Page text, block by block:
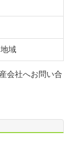
域
会社へお問い合